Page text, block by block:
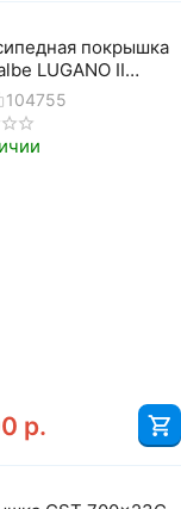
покрышка
LUGANO II
(25-622), K-
50TPI, Classic
боковина)
104755
р.